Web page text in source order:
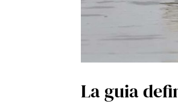
La guia